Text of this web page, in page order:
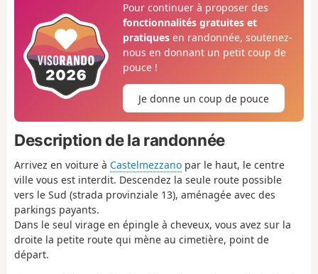
Pour continuer à proposer des
fonctionnalités gratuites et
pratiquesen randonnée, soutenez-
nous en donnant un petit coup de
pouce !
Je donne un coup de pouce
Description de la randonnée
Arrivez en voiture à Castelmezzano par le haut, le centre
ville vous est interdit. Descendez la seule route possible
vers le Sud (strada provinziale 13), aménagée avec des
parkings payants.
Dans le seul virage en épingle à cheveux, vous avez sur la
droite la petite route qui mène au cimetière, point de
départ.